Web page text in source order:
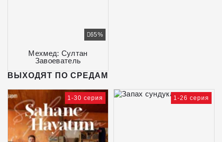
Мехмед: Султан
Завоеватель
65%
ВЫХОДЯТ ПО СРЕДАМ
1-30 серия 1-26 серия